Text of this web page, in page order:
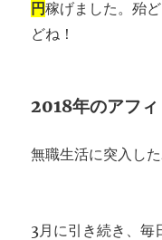
円稼げました。殆
どね！
2018年のアフ
無職生活に突入した
3月に引き続き、毎